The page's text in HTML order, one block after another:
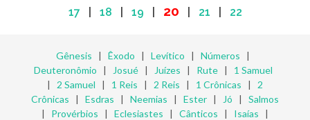
17
18 19 20 21 22
Gênesis | Êxodo | Levítico | Números |
Deuteronômio | Josué| Juízes | Rute| 1 Samuel
| 2 Samuel | 1 Reis | 2 Reis | 1 Crônicas | 2
Crônicas | Esdras | Neemias | Ester | Jó | Salmos
| Provérbios | Eclesiastes | Cânticos | Isaías |